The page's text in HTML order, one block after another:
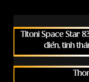
Titoni Space Star
điển, tinh